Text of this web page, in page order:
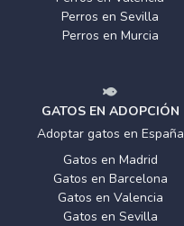
Perros en Sevilla
Perros en Murcia
GATOS EN ADOPCIÓN
Adoptar gatos en España
Gatos en Madrid
Gatos en Barcelona
Gatos en Valencia
Gatos en Sevilla